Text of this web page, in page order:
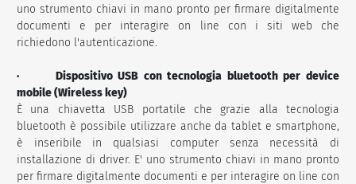
uno strumento chiavi in mano pronto per firmare digitalmente
documenti e per interagire on line con i siti web che
richiedono l'autenticazione.
· Dispositivo USB con tecnologia bluetooth per device
mobile (Wireless key)
È una chiavetta USB portatile che grazie alla tecnologia
bluetooth è possibile utilizzare anche da tablet e smartphone,
è inseribile in qualsiasi computer senza necessità di
installazione di driver. E' uno strumento chiavi in mano pronto
per firmare digitalmente documenti e per interagire on line con